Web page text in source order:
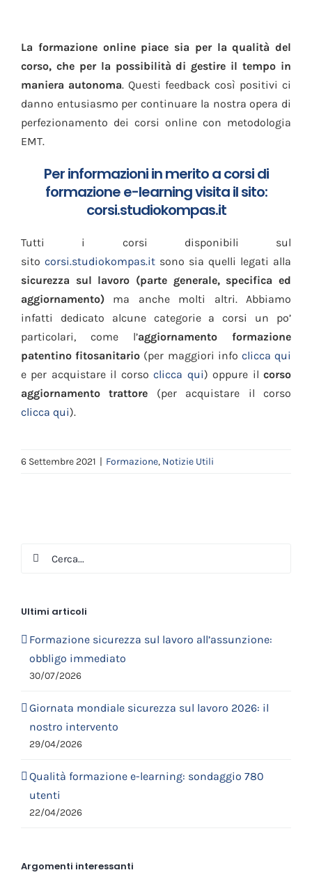
La formazione online piace sia per la qualità del
corso, che per la possibilità di gestire il tempo in
maniera autonoma. Questi feedback così positivi ci
danno entusiasmo per continuare la nostra opera di
perfezionamento dei corsi online con metodologia
EMT.
Per informazioni in merito a corsi di
formazione e-learning visita il sito:
corsi.studiokompas.it
Tutti i corsi disponibili sul
sito corsi.studiokompas.it sono sia quelli legati alla
sicurezza sul lavoro (parte generale, specifica ed
aggiornamento) ma anche molti altri. Abbiamo
infatti dedicato alcune categorie a corsi un po’
particolari, come l’aggiornamento formazione
patentino fitosanitario (per maggiori info clicca qui
e per acquistare il corsoclicca qui) oppure ilcorso
aggiornamento trattore (per acquistare il corso
clicca qui).
6 Settembre 2021 | Formazione, Notizie Utili
Cerca
Ultimi articoli
Formazione sicurezza sul lavoro all’assunzione:
obbligo immediato
30/07/2026
Giornata mondiale sicurezza sul lavoro 2026: il
nostro intervento
29/04/2026
Qualità formazione e-learning: sondaggio 780
utenti
22/04/2026
Argomenti interessanti